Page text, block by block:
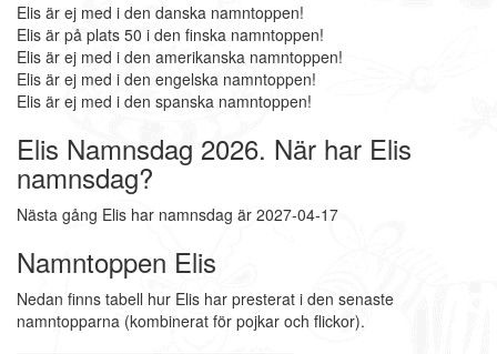
Elis är ej med i den danska namntoppen!
Elis är på plats 50 i den finska namntoppen!
Elis är ej med i den amerikanska namntoppen!
Elis är ej med i den engelska namntoppen!
Elis är ej med i den spanska namntoppen!
Elis Namnsdag 2026. När har Elis
namnsdag?
Nästa gång Elis har namnsdag är 2027-04-17
Namntoppen Elis
Nedan finns tabell hur Elis har presterat i den senaste
namntopparna (kombinerat för pojkar och flickor).